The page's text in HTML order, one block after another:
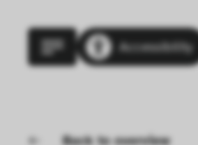
Accessibility
Back to overview